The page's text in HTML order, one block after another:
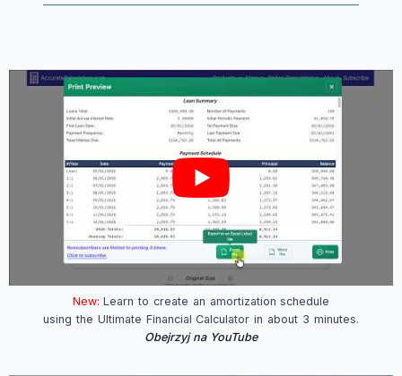
New: Learn to create an amortization schedule
using the Ultimate Financial Calculator in about 3 minutes.
Obejrzyj na YouTube